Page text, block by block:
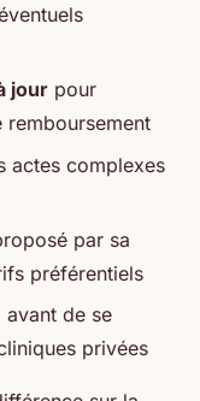
jour pour
remboursement
actes complexes
par sa
préférentiels
avant de se
privées